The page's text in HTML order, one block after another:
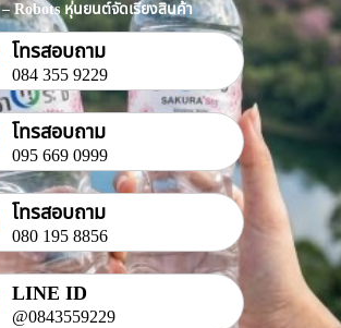
– Robots หุ่นยนต์จัดเรียงสินค้า
โทรสอบถาม
084 355 9229
โทรสอบถาม
095 669 0999
โทรสอบถาม
080 195 8856
LINE ID
@0843559229